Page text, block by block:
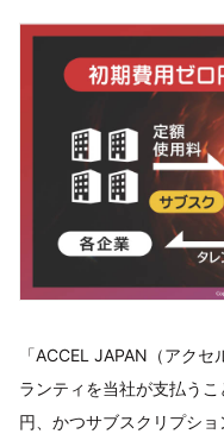
「ACCEL JAPAN（アク
ランティを当社が支払う
円、かつサブスクリプシ